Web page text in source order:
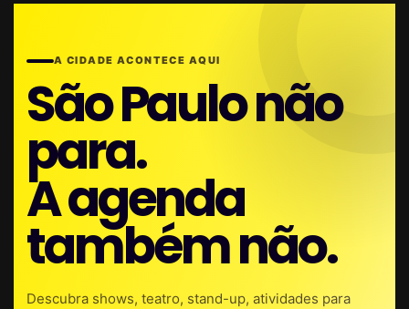
A CIDADE ACONTECE AQUI
São Paulo não
para.
A agenda
também não.
Descubra shows, teatro, stand-up, atividades para